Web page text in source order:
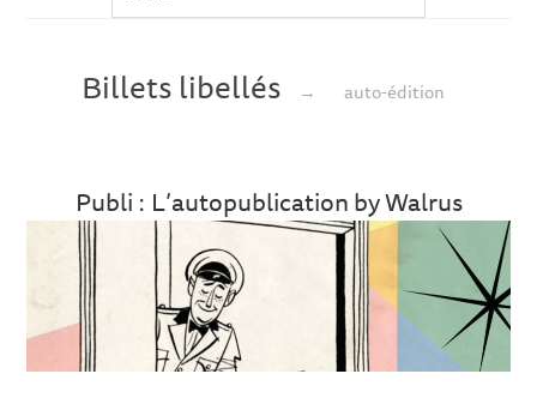
Billets libellés → auto-édition
Publi : L’autopublication by Walrus